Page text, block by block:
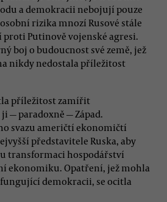
a demokracii nebojují pouze
rizika mnozí Rusové stále
Putinově vojenské agresi.
boj o budoucnost své země, jež
nikdy nedostala příležitost
příležitost zamířit
— paradoxně — Západ.
svazu američtí ekonomičtí
představitele Ruska, aby
transformaci hospodářství
ekonomiku. Opatření, jež mohla
demokracii, se ocitla